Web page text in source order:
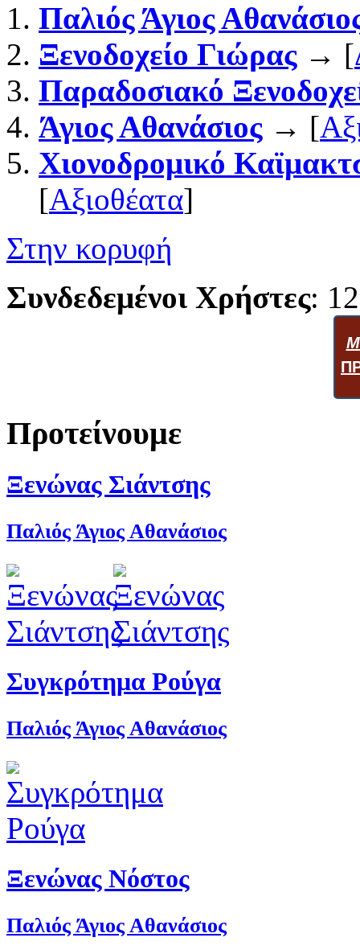
Παλιός Άγιος
Ξενοδοχείο Γιώρας→ [
Παραδοσιακό
Άγιος Αθανάσιος→ [
Χιονοδρομικό
[Αξιοθέατα]
Στην κορυφή
Συνδεδεμένοι Χρήστες: 12
Προτείνουμε
Ξενώνας Σιάντσης
Παλιός Άγιος Αθανάσιος
Συγκρότημα Ρούγα
Παλιός Άγιος Αθανάσιος
Ξενώνας Νόστος
Παλιός Άγιος Αθανάσιος